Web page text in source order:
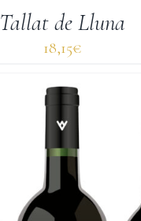
Tallat de Lluna
18,15€